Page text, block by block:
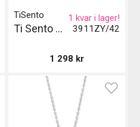
3911ZY/42
TiSento
Ti Sento Milano Halsband Gil - Guld
1 kvar i lager!
1 298 kr